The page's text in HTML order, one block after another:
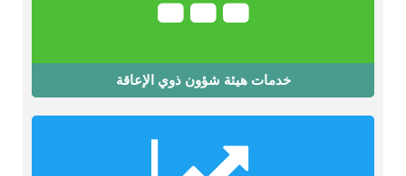
خدمات هيئة شؤون ذوي الإعاقة